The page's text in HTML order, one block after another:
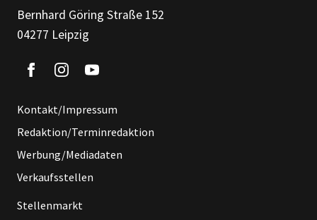
Bernhard Göring Straße 152
04277 Leipzig
Kontakt/Impressum
Redaktion/Terminredaktion
Werbung/Mediadaten
Verkaufsstellen
Stellenmarkt